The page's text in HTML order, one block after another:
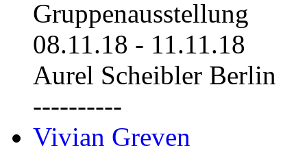
Gruppenausstellung
08.11.18 - 11.11.18
Aurel Scheibler Berlin
----------
Vivian Greven